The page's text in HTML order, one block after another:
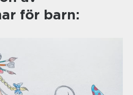
för barn: